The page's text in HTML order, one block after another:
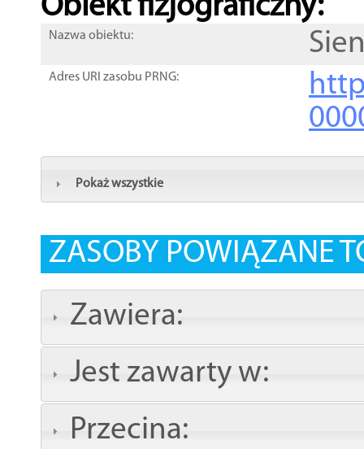
Obiekt fizjograficzny:
Nazwa obiektu:
Adres URI zasobu PRNG:
Pokaż wszystkie
ZASOBY POWIĄZANE
Zawiera:
Jest zawarty w:
Przecina: